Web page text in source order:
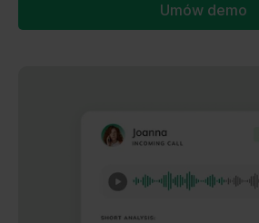
Umów demo